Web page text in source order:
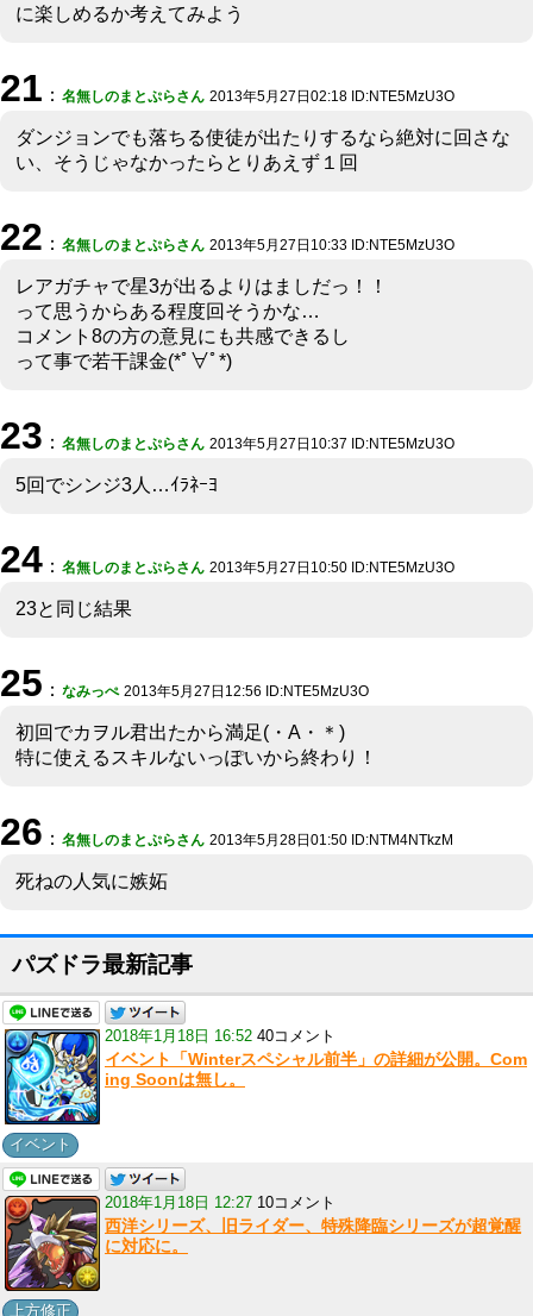
に楽しめるか考えてみよう
21 ： 名無しのまとぷらさん 2013年5月27日02:18 ID:NTE5MzU3O
ダンジョンでも落ちる使徒が出たりするなら絶対に回さな
い、そうじゃなかったらとりあえず１回
22 ： 名無しのまとぷらさん 2013年5月27日10:33 ID:NTE5MzU3O
レアガチャで星3が出るよりはましだっ！！
って思うからある程度回そうかな…
コメント8の方の意見にも共感できるし
って事で若干課金(*ﾟ∀ﾟ*)
23 ： 名無しのまとぷらさん 2013年5月27日10:37 ID:NTE5MzU3O
5回でシンジ3人…ｲﾗﾈｰﾖ
24 ： 名無しのまとぷらさん 2013年5月27日10:50 ID:NTE5MzU3O
23と同じ結果
25 ： なみっぺ 2013年5月27日12:56 ID:NTE5MzU3O
初回でカヲル君出たから満足(・Α・＊)
特に使えるスキルないっぽいから終わり！
26 ： 名無しのまとぷらさん 2013年5月28日01:50 ID:NTM4NTkzM
死ねの人気に嫉妬
パズドラ最新記事
2018年1月18日 16:52 40コメント
イベント「Winterスペシャル前半」の詳細が公開。Com
ing Soonは無し。
イベント
2018年1月18日 12:27 10コメント
西洋シリーズ、旧ライダー、特殊降臨シリーズが超覚醒
に対応に。
上方修正